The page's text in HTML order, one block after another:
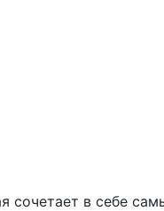
сочетает в себе